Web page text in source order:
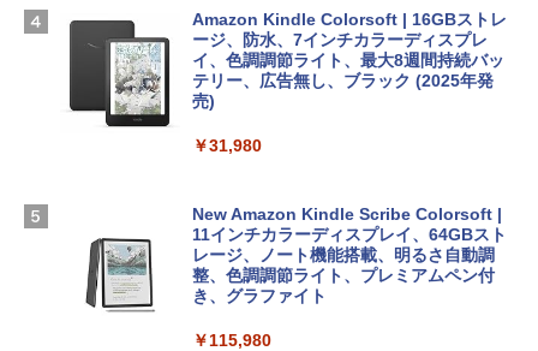
￥224,800
【Amazon.co.jp限定】 HP ノートパソコ
ン 15-fd 15.6インチ 16GBメモリ 512GB
FMV ノートパソコン WE1-K3 (MS 365 P
ersonal/Copilotキー搭載/Win 11/15.6型/
Core i5/16GB/SSD 512GB/ホワイト) FM
VWK3E15W_AZ
￥139,880
ラインコード版
￥3,200
ト): Java & Bedrock Edition | オンライ
￥3,600
￥99
FM TOWNS ハイパー・カタログ: 本体ハ
ェクトリストと最新エミュレータ紹介
Amazon Kindle Colorsoft | 16GBストレ
ージ、防水、7インチカラーディスプレ
イ、色調調節ライト、最大8週間持続バッ
テリー、広告無し、ブラック (2025年発
売)
￥31,980
New Amazon Kindle Scribe Colorsoft |
11インチカラーディスプレイ、64GBスト
レージ、ノート機能搭載、明るさ自動調
整、色調調節ライト、プレミアムペン付
き、グラファイト
￥115,980